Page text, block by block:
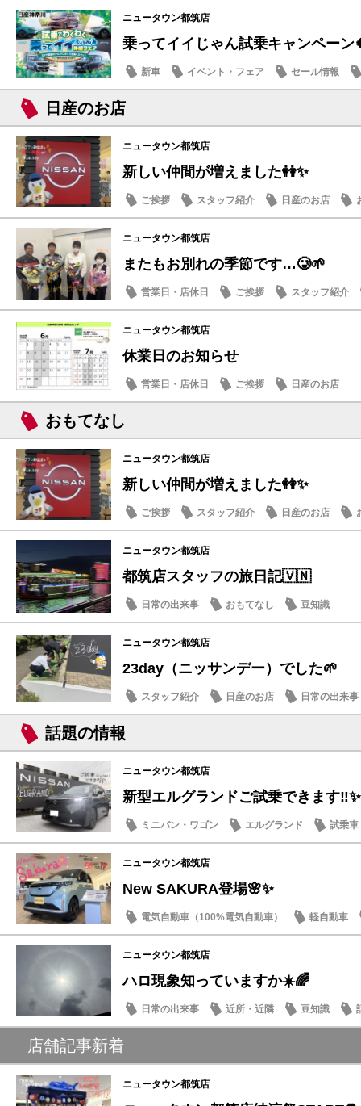
ニュータウン都筑店
乗ってイイじゃん試乗キャンペーン
新車 イベント・フェア セール情報
日産のお店
ニュータウン都筑店
新しい仲間が増えました👭✨
ご挨拶 スタッフ紹介 日産のお店
ニュータウン都筑店
またもお別れの季節です…🥲🌱
営業日・店休日 ご挨拶 スタッフ紹介
ニュータウン都筑店
休業日のお知らせ
営業日・店休日 ご挨拶 日産のお店
おもてなし
ニュータウン都筑店
新しい仲間が増えました👭✨
ご挨拶 スタッフ紹介 日産のお店
ニュータウン都筑店
都筑店スタッフの旅日記🇻🇳
日常の出来事 おもてなし 豆知識
ニュータウン都筑店
23day（ニッサンデー）でした🌱
スタッフ紹介 日産のお店 日常の出来事
話題の情報
ニュータウン都筑店
新型エルグランドご試乗できます‼️✨
ミニバン・ワゴン エルグランド
試乗車
話題の情報
ニュータウン都筑店
New SAKURA登場🌸✨
電気自動車（100%電気自動車）
軽自動車
話題の情報
ニュータウン都筑店
ハロ現象知っていますか☀️🌈
日常の出来事 近所・近隣 豆知識
店舗記事新着
ニュータウン都筑店